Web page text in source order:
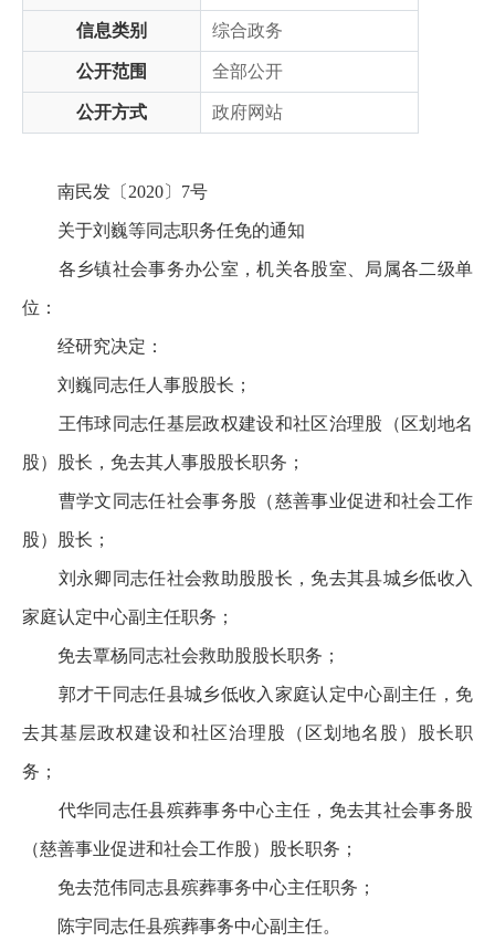
信息类别 综合政务
公开范围 全部公开
公开方式 政府网站
南民发〔2020〕7号
关于刘巍等同志职务任免的通知
各乡镇社会事务办公室，机关各股室、局属各二级单
位：
经研究决定：
刘巍同志任人事股股长；
王伟球同志任基层政权建设和社区治理股（区划地名
股）股长，免去其人事股股长职务；
曹学文同志任社会事务股（慈善事业促进和社会工作
股）股长；
刘永卿同志任社会救助股股长，免去其县城乡低收入
家庭认定中心副主任职务；
免去覃杨同志社会救助股股长职务；
郭才干同志任县城乡低收入家庭认定中心副主任，免
去其基层政权建设和社区治理股（区划地名股）股长职
务；
代华同志任县殡葬事务中心主任，免去其社会事务股
（慈善事业促进和社会工作股）股长职务；
免去范伟同志县殡葬事务中心主任职务；
陈宇同志任县殡葬事务中心副主任。